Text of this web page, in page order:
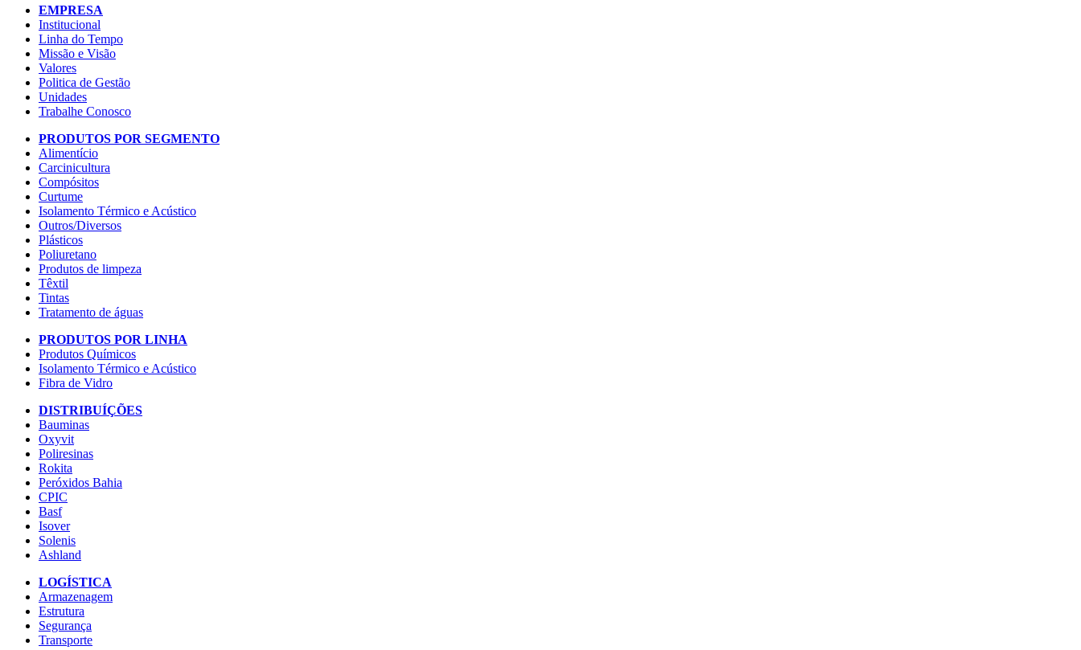
EMPRESA
Institucional
Linha do Tempo
Missão e Visão
Valores
Politica de Gestão
Unidades
Trabalhe Conosco
PRODUTOS POR SEGMENTO
Alimentício
Carcinicultura
Compósitos
Curtume
Isolamento Térmico e Acústico
Outros/Diversos
Plásticos
Poliuretano
Produtos de limpeza
Têxtil
Tintas
Tratamento de águas
PRODUTOS POR LINHA
Produtos Químicos
Isolamento Térmico e Acústico
Fibra de Vidro
DISTRIBUÍÇÕES
Bauminas
Oxyvit
Poliresinas
Rokita
Peróxidos Bahia
CPIC
Basf
Isover
Solenis
Ashland
LOGÍSTICA
Armazenagem
Estrutura
Segurança
Transporte